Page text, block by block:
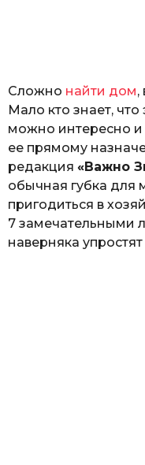
Сложно найти дом,
Мало кто знает,
можно интересно и
ее прямому
редакция «Важно
обычная губка для
пригодиться в
7 замечательными
наверняка